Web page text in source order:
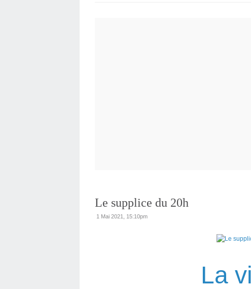
Le supplice du 20h
1 Mai 2021, 15:10pm
La